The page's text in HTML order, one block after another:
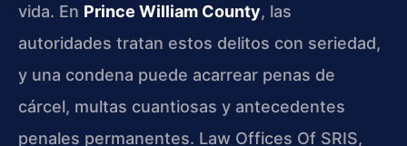
vida. En Prince William County, las
autoridades tratan estos delitos con seriedad,
y una condena puede acarrear penas de
cárcel, multas cuantiosas y antecedentes
penales permanentes. Law Offices Of SRIS,